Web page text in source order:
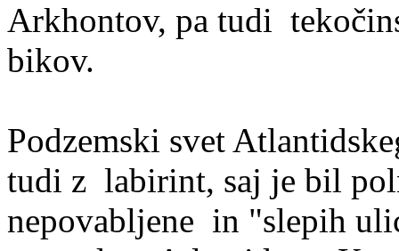
Arkhontov, pa tudi
bikov.
Podzemski svet
tudi z labirint, saj je bil
nepovabljene in "slepih